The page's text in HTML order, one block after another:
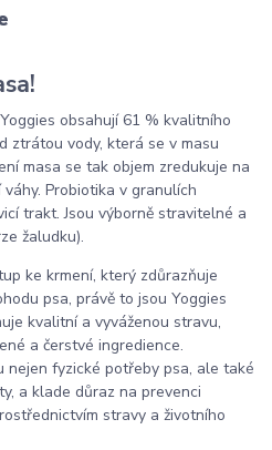
obsahují 61 % kvalitního
ztrátou vody, která se v masu
masa se tak objem zredukuje na
Probiotika v granulích
trakt. Jsou výborně stravitelné a
žaludku).
ke krmení, který zdůrazňuje
psa, právě to jsou Yoggies
kvalitní a vyváženou stravu,
a čerstvé ingredience.
nejen fyzické potřeby psa, ale také
a klade důraz na prevenci
stravy a životního